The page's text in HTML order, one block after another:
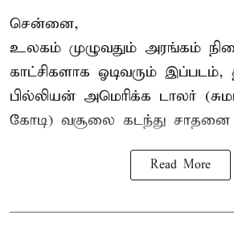
சென்னை,
உலகம் முழுவதும் அரங்கம்
காட்சிகளாக ஓடிவரும் இப்படம்,
பில்லியன் அமெரிக்க டாலர்
கோடி) வசூலை கடந்து சாதனை
Read More